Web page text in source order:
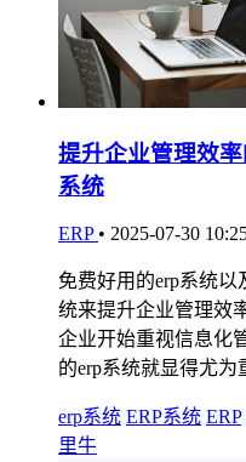
提升企业管理效
系统
ERP • 2025-07-30
免费好用的erp系统
统来提升企业管理效
企业开始重视信息化
的erp系统就显得尤
erp系统 ERP系统 ERP
里牛